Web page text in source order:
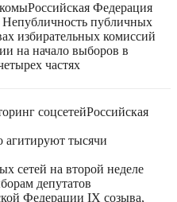
Российская Федерация
Непубличность публичных
избирательных комиссий
на начало выборов в
частях
соцсетейРоссийская
агитируют тысячи
сетей на второй неделе
депутатов
Федерации IX созыва,